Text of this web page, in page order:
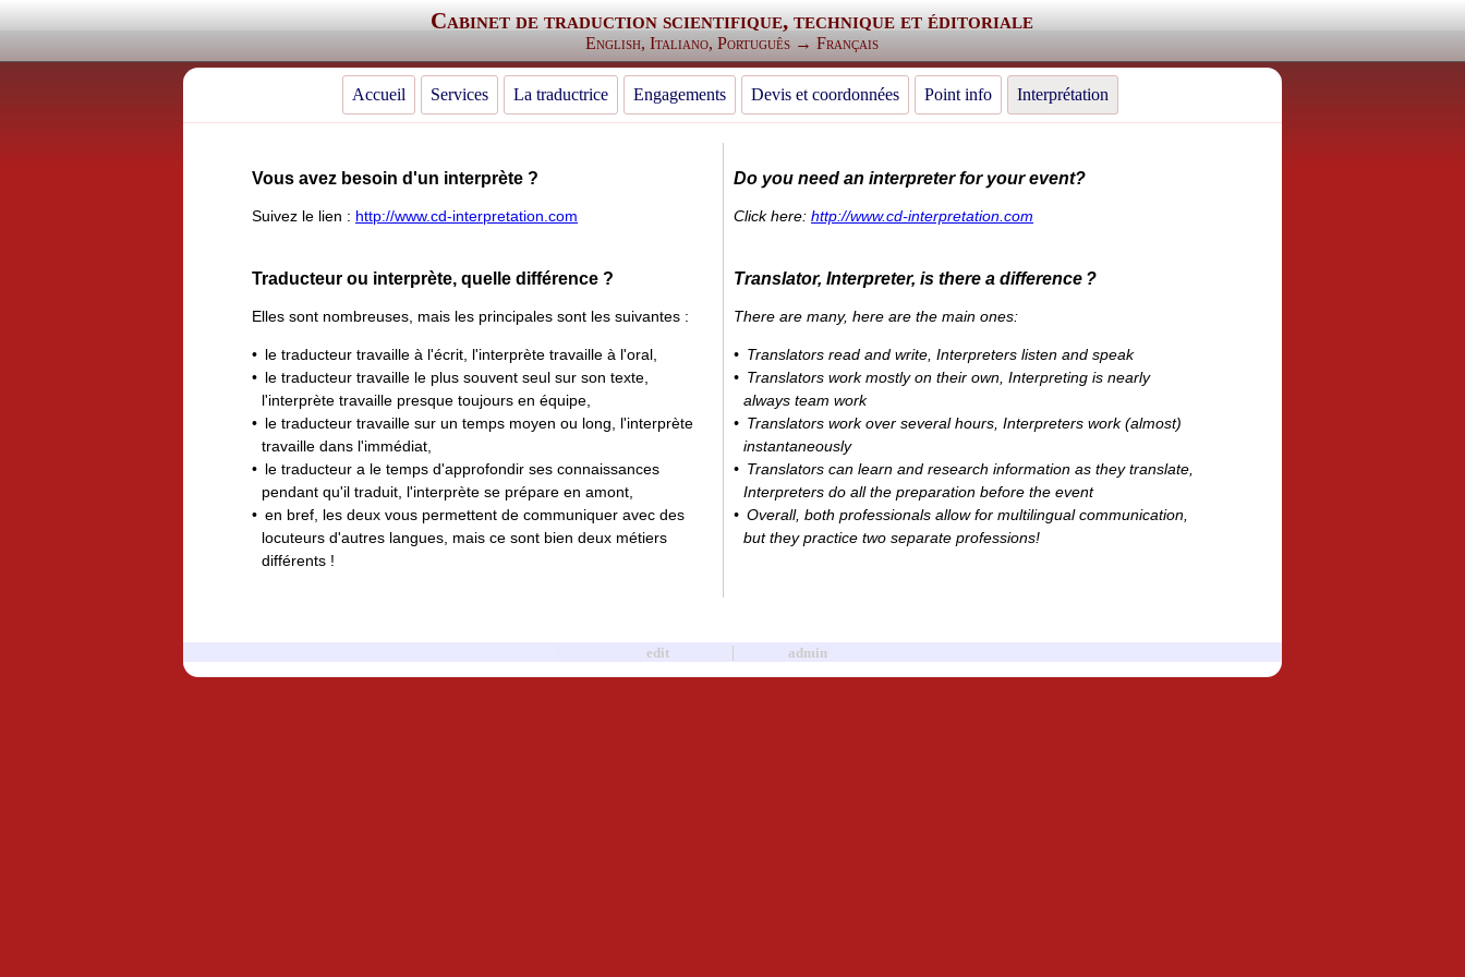
Cabinet de traduction scientifique, technique et éditoriale
English, Italiano, Português → Français
Accueil Services La traductrice Engagements Devis et coordonnées Point info Interprétation
Vous avez besoin d'un interprète ?
Suivez le lien : http://www.cd-interpretation.com
Traducteur ou interprète, quelle différence ?
Elles sont nombreuses, mais les principales sont les suivantes :
le traducteur travaille à l'écrit, l'interprète travaille à l'oral,
le traducteur travaille le plus souvent seul sur son texte,
l'interprète travaille presque toujours en équipe,
le traducteur travaille sur un temps moyen ou long, l'interprète
travaille dans l'immédiat,
le traducteur a le temps d'approfondir ses connaissances
pendant qu'il traduit, l'interprète se prépare en amont,
en bref, les deux vous permettent de communiquer avec des
locuteurs d'autres langues, mais ce sont bien deux métiers
différents !
Do you need an interpreter for your event?
Click here: http://www.cd-interpretation.com
Translator, Interpreter, is there a difference ?
There are many, here are the main ones:
Translators read and write, Interpreters listen and speak
Translators work mostly on their own, Interpreting is nearly
always team work
Translators work over several hours, Interpreters work (almost)
instantaneously
Translators can learn and research information as they translate,
Interpreters do all the preparation before the event
Overall, both professionals allow for multilingual communication,
but they practice two separate professions!
edit | admin